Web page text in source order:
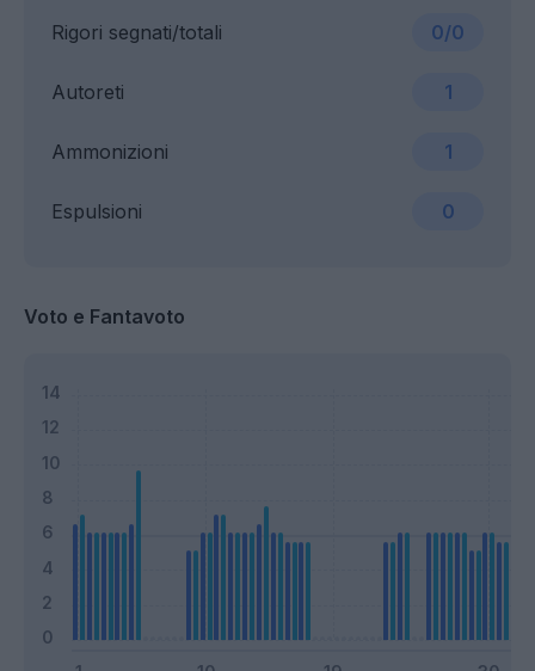
Ammonizioni 1
Rigori segnati/totali 0/0
Espulsioni 0
Autoreti 1
Voto e Fantavoto